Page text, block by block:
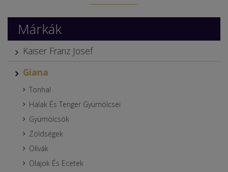
Márkák
Kaiser Franz Josef
Giana
Tonhal
Halak És Tenger Gyümölcsei
Gyümölcsök
Zöldségek
Olívák
Olajok És Ecetek